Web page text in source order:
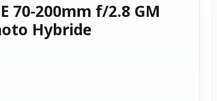
70-200mm f/2.8 GM
Hybride